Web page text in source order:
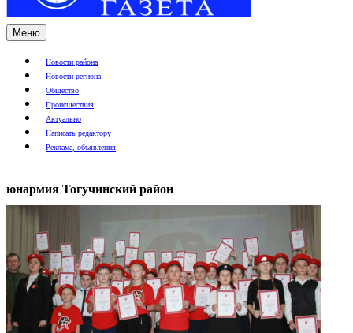
Меню
Новости района
Новости региона
Общество
Происшествия
Актуально
Написать редактору
Реклама, объявления
юнармия Тогучинский район